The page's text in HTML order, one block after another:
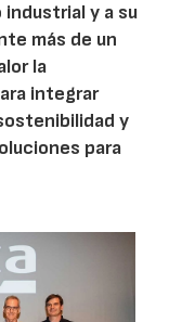
y a su
más de un
la
integrar
y
para